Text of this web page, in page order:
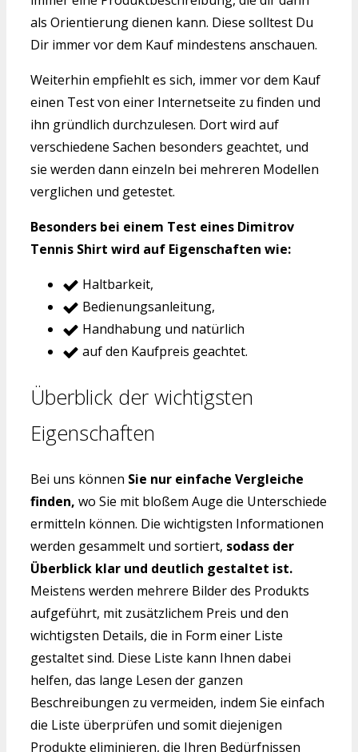
als Orientierung dienen kann. Diese solltest Du
Dir immer vor dem Kauf mindestens anschauen.
Weiterhin empfiehlt es sich, immer vor dem Kauf
einen Test von einer Internetseite zu finden und
ihn gründlich durchzulesen. Dort wird auf
verschiedene Sachen besonders geachtet, und
sie werden dann einzeln bei mehreren Modellen
verglichen und getestet.
Besonders bei einem Test eines Dimitrov
Tennis Shirt wird auf Eigenschaften wie:
Haltbarkeit,
Bedienungsanleitung,
Handhabung und natürlich
auf den Kaufpreis geachtet.
Überblick der wichtigsten
Eigenschaften
Bei uns können Sie nur einfache Vergleiche
finden, wo Sie mit bloßem Auge die Unterschiede
ermitteln können. Die wichtigsten Informationen
werden gesammelt und sortiert, sodass der
Überblick klar und deutlich gestaltet ist.
Meistens werden mehrere Bilder des Produkts
aufgeführt, mit zusätzlichem Preis und den
wichtigsten Details, die in Form einer Liste
gestaltet sind. Diese Liste kann Ihnen dabei
helfen, das lange Lesen der ganzen
Beschreibungen zu vermeiden, indem Sie einfach
die Liste überprüfen und somit diejenigen
Produkte eliminieren, die Ihren Bedürfnissen